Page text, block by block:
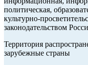
политическая,
культурно-
законодательством
Территория
зарубежные страны